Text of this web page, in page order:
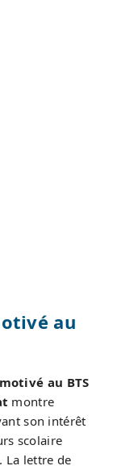
au
au BTS
montre
son intérêt
scolaire
La lettre de